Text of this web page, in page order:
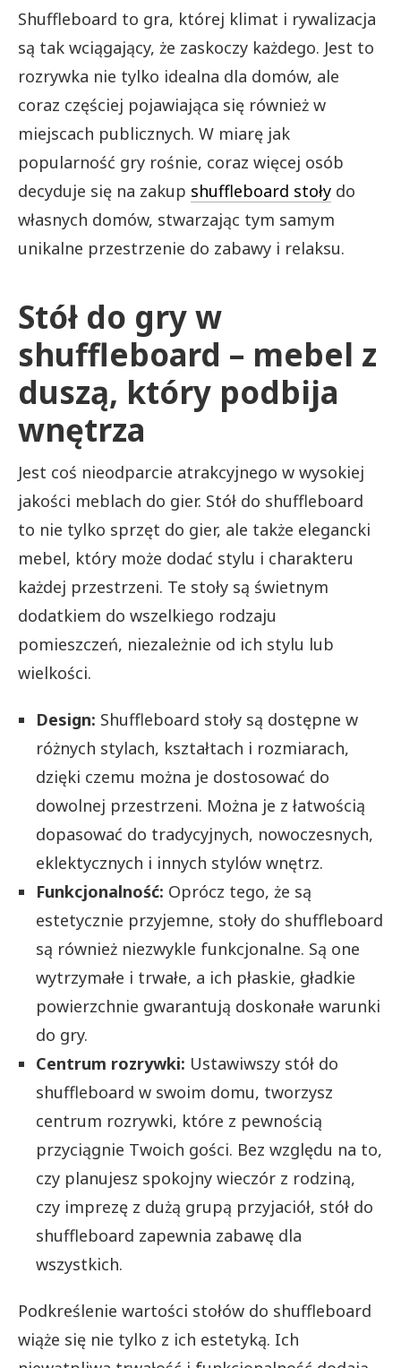
Shuffleboard to gra, której klimat i rywalizacja
są tak wciągający, że zaskoczy każdego. Jest to
rozrywka nie tylko idealna dla domów, ale
coraz częściej pojawiająca się również w
miejscach publicznych. W miarę jak
popularność gry rośnie, coraz więcej osób
decyduje się na zakup shuffleboard stoły do
własnych domów, stwarzając tym samym
unikalne przestrzenie do zabawy i relaksu.
Stół do gry w
shuffleboard – mebel z
duszą, który podbija
wnętrza
Jest coś nieodparcie atrakcyjnego w wysokiej
jakości meblach do gier. Stół do shuffleboard
to nie tylko sprzęt do gier, ale także elegancki
mebel, który może dodać stylu i charakteru
każdej przestrzeni. Te stoły są świetnym
dodatkiem do wszelkiego rodzaju
pomieszczeń, niezależnie od ich stylu lub
wielkości.
Design: Shuffleboard stoły są dostępne w
różnych stylach, kształtach i rozmiarach,
dzięki czemu można je dostosować do
dowolnej przestrzeni. Można je z łatwością
dopasować do tradycyjnych, nowoczesnych,
eklektycznych i innych stylów wnętrz.
Funkcjonalność: Oprócz tego, że są
estetycznie przyjemne, stoły do shuffleboard
są również niezwykle funkcjonalne. Są one
wytrzymałe i trwałe, a ich płaskie, gładkie
powierzchnie gwarantują doskonałe warunki
do gry.
Centrum rozrywki: Ustawiwszy stół do
shuffleboard w swoim domu, tworzysz
centrum rozrywki, które z pewnością
przyciągnie Twoich gości. Bez względu na to,
czy planujesz spokojny wieczór z rodziną,
czy imprezę z dużą grupą przyjaciół, stół do
shuffleboard zapewnia zabawę dla
wszystkich.
Podkreślenie wartości stołów do shuffleboard
wiąże się nie tylko z ich estetyką. Ich